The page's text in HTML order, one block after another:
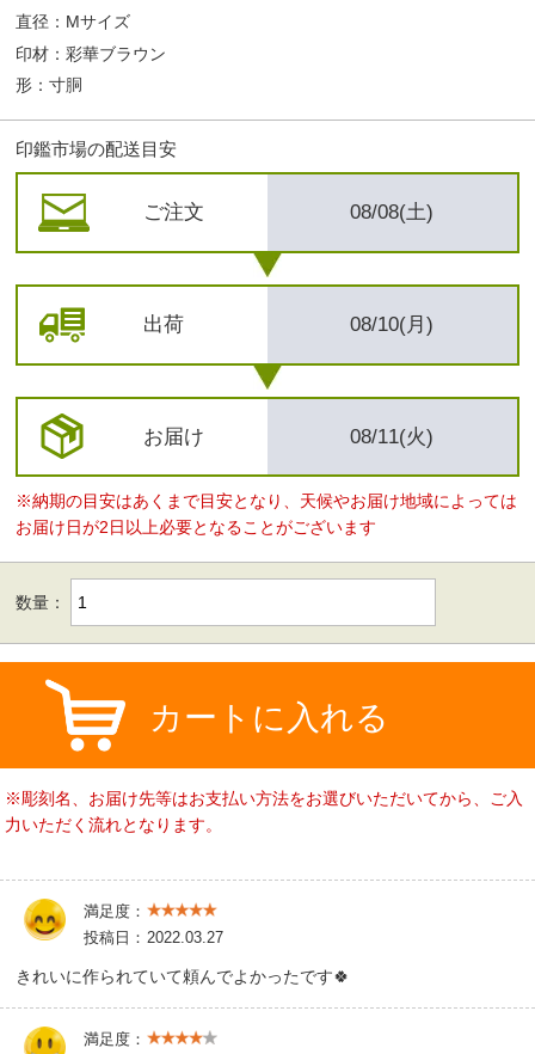
直径：Mサイズ
印材：彩華ブラウン
形：寸胴
印鑑市場の配送目安
ご注文 08/08(土)
出荷 08/10(月)
お届け 08/11(火)
※納期の目安はあくまで目安となり、天候やお届け地域によっては
お届け日が2日以上必要となることがございます
数量：
カートに入れる
※彫刻名、お届け先等はお支払い方法をお選びいただいてから、ご入
力いただく流れとなります。
満足度：
投稿日： 2022.03.27
きれいに作られていて頼んでよかったです🍀
満足度：